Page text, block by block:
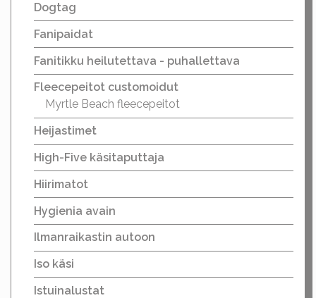
Dogtag
Fanipaidat
Fanitikku heilutettava - puhallettava
Fleecepeitot customoidut
Myrtle Beach fleecepeitot
Heijastimet
High-Five käsitaputtaja
Hiirimatot
Hygienia avain
Ilmanraikastin autoon
Iso käsi
Istuinalustat